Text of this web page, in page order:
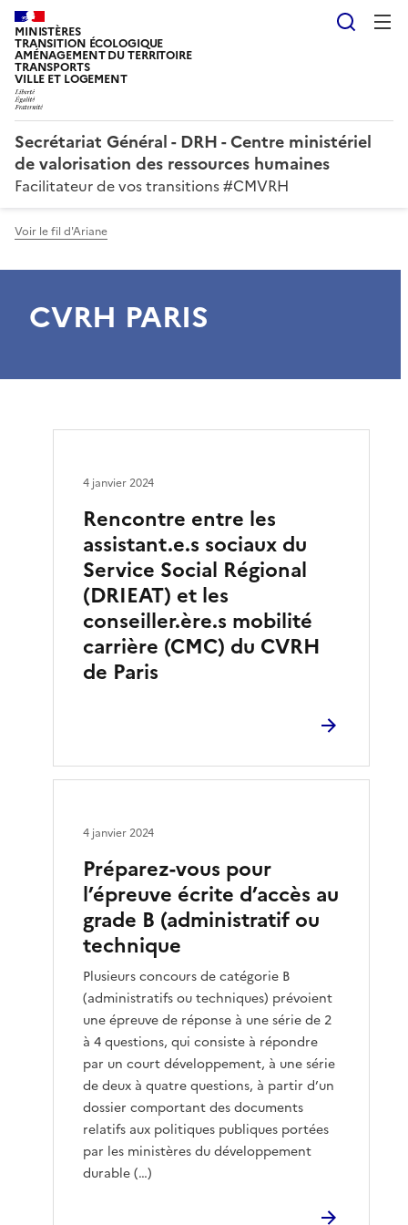
MINISTÈRES
TRANSITION ÉCOLOGIQUE
AMÉNAGEMENT DU TERRITOIRE
TRANSPORTS
VILLE ET LOGEMENT
Secrétariat Général - DRH - Centre ministériel
de valorisation des ressources humaines
Facilitateur de vos transitions #CMVRH
Voir le fil d'Ariane
CVRH PARIS
Rencontre entre les
assistant.e.s sociaux du
Service Social Régional
(DRIEAT) et les
conseiller.ère.s mobilité
carrière (CMC) du CVRH
de Paris
4 janvier 2024
Préparez-vous pour
l’épreuve écrite d’accès au
grade B (administratif ou
technique
Plusieurs concours de catégorie B
(administratifs ou techniques) prévoient
une épreuve de réponse à une série de 2
à 4 questions, qui consiste à répondre
par un court développement, à une série
de deux à quatre questions, à partir d’un
dossier comportant des documents
relatifs aux politiques publiques portées
par les ministères du développement
durable (…)
4 janvier 2024